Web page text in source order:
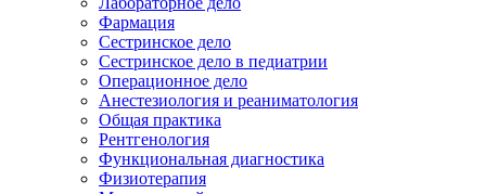
Фармация
Сестринское дело
Сестринское дело в педиатрии
Операционное дело
Анестезиология и реаниматология
Общая практика
Рентгенология
Функциональная диагностика
Физиотерапия